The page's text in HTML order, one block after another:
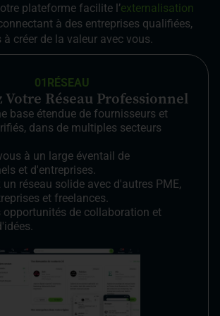
plateforme facilite l’externalisation
à des entreprises qualifiées,
à créer de la valeur avec vous.
01 RÉSEAU
Votre Réseau Professionnel
base étendue de fournisseurs et
dans de multiples secteurs
à un large éventail de
et d'entreprises.
réseau solide avec d'autres PME,
et freelances.
opportunités de collaboration et